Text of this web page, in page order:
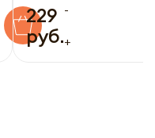
229
руб.
-
+